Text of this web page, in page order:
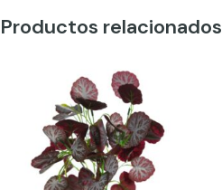
Productos relacionados